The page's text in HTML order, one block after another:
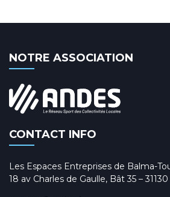
NOTRE ASSOCIATION
CONTACT INFO
Les Espaces Entreprises de Balma-
18 av Charles de Gaulle, Bât 35 –